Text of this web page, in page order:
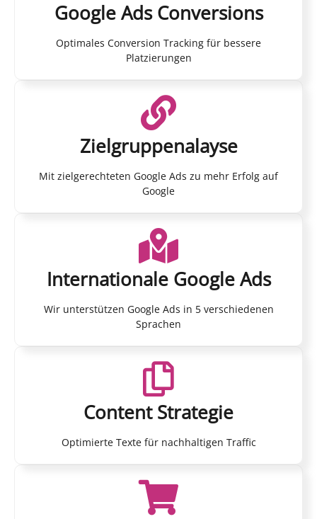
Google Ads Conversions
Optimales Conversion Tracking für bessere
Platzierungen
Zielgruppenalayse
Mit zielgerechteten Google Ads zu mehr Erfolg auf
Google
Internationale Google Ads
Wir unterstützen Google Ads in 5 verschiedenen
Sprachen
Content Strategie
Optimierte Texte für nachhaltigen Traffic